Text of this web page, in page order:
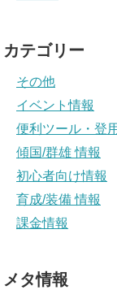
カテゴリー
その他
イベント情報
便利ツール・登
傾国/群雄 情報
初心者向け情報
育成/装備 情報
課金情報
メタ情報